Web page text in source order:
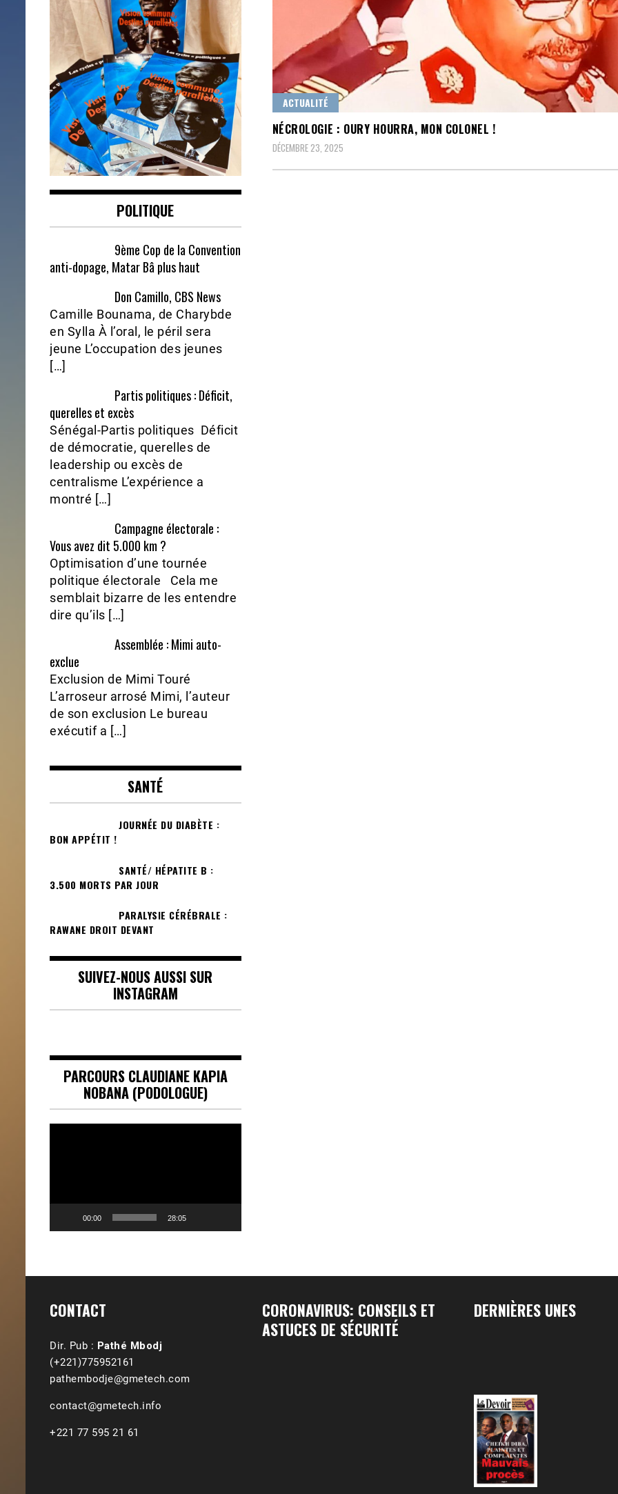
ACTUALITÉ
NÉCROLOGIE : OURY HOURRA, MON COLONEL !
DÉCEMBRE 23, 2025
POLITIQUE
9ème Cop de la Convention
anti-dopage, Matar Bâ plus haut
Don Camillo, CBS News
Camille Bounama, de Charybde
en Sylla À l’oral, le péril sera
jeune L’occupation des jeunes
[…]
Partis politiques : Déficit,
querelles et excès
Sénégal-Partis politiques Déficit
de démocratie, querelles de
leadership ou excès de
centralisme L’expérience a
montré […]
Campagne électorale :
Vous avez dit 5.000 km ?
Optimisation d’une tournée
politique électorale Cela me
semblait bizarre de les entendre
dire qu’ils […]
Assemblée : Mimi auto-
exclue
Exclusion de Mimi Touré
L’arroseur arrosé Mimi, l’auteur
de son exclusion Le bureau
exécutif a […]
SANTÉ
JOURNÉE DU DIABÈTE :
BON APPÉTIT !
SANTÉ/ HÉPATITE B :
3.500 MORTS PAR JOUR
PARALYSIE CÉRÉBRALE :
RAWANE DROIT DEVANT
SUIVEZ-NOUS AUSSI SUR
INSTAGRAM
PARCOURS CLAUDIANE KAPIA
NOBANA (PODOLOGUE)
00:00 28:05
CONTACT
Dir. Pub : Pathé Mbodj
(+221)775952161
pathembodje@gmetech.com
contact@gmetech.info
+221 77 595 21 61
CORONAVIRUS: CONSEILS ET
ASTUCES DE SÉCURITÉ
DERNIÈRES UNES